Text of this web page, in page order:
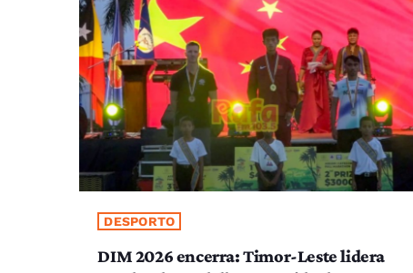
DESPORTO
DIM 2026 encerra: Timor-Leste lidera